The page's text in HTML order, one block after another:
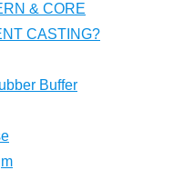
& CORE
CASTING?
Buffer